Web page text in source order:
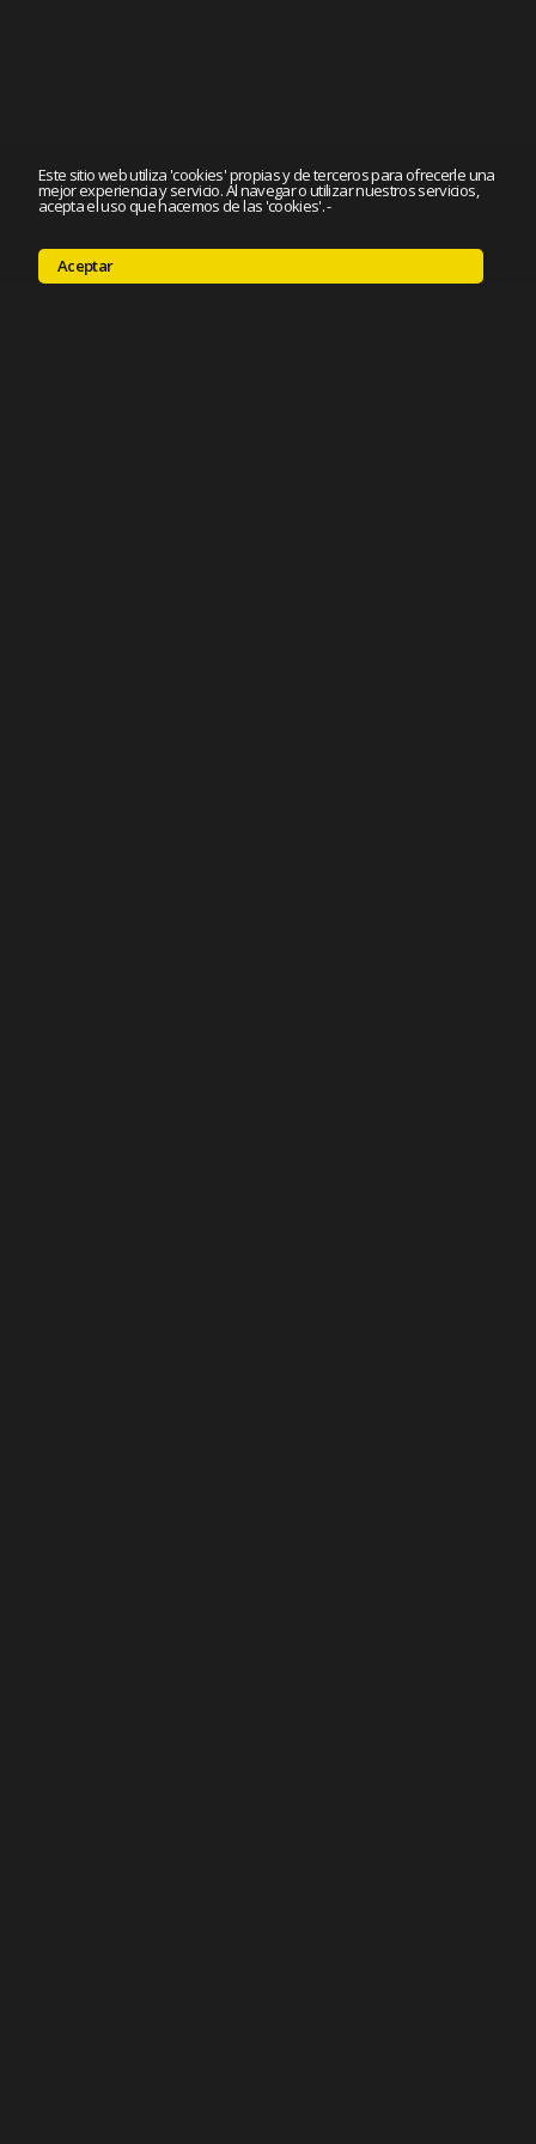
Este sitio web utiliza 'cookies' propias y de terceros para ofrecerle una
mejor experiencia y servicio. Al navegar o utilizar nuestros servicios,
acepta el uso que hacemos de las 'cookies'.-
Aceptar